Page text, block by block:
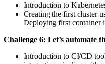
Introduction to
Creating the first cluster
Deploying first container
Challenge 6: Let’s automate
Introduction to CI/CD